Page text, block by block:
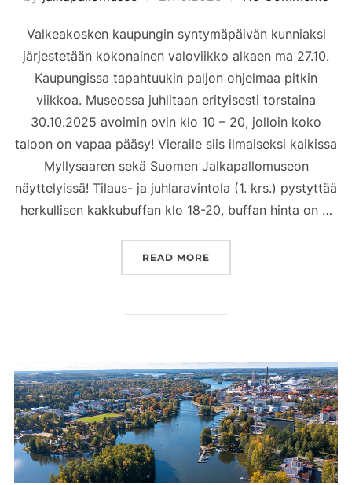
Valkeakosken kaupungin syntymäpäivän kunniaksi
järjestetään kokonainen valoviikko alkaen ma 27.10.
Kaupungissa tapahtuukin paljon ohjelmaa pitkin
viikkoa. Museossa juhlitaan erityisesti torstaina
30.10.2025 avoimin ovin klo 10 – 20, jolloin koko
taloon on vapaa pääsy! Vieraile siis ilmaiseksi kaikissa
Myllysaaren sekä Suomen Jalkapallomuseon
näyttelyissä! Tilaus- ja juhlaravintola (1. krs.) pystyttää
herkullisen kakkubuffan klo 18-20, buffan hinta on …
READ MORE